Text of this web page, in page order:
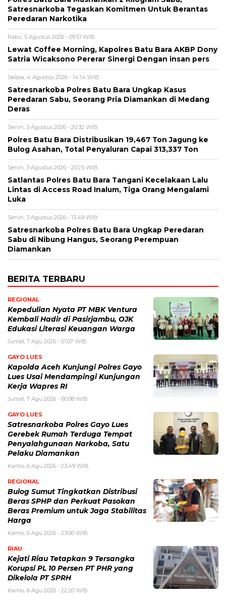
Satresnarkoba Tegaskan Komitmen Untuk Berantas
Peredaran Narkotika
Rabu, 5 Agustus 2026 - 09:51 WIB
Lewat Coffee Morning, Kapolres Batu Bara AKBP Dony
Satria Wicaksono Pererar Sinergi Dengan insan pers
Selasa, 4 Agustus 2026 - 14:14 WIB
Satresnarkoba Polres Batu Bara Ungkap Kasus
Peredaran Sabu, Seorang Pria Diamankan di Medang
Deras
Senin, 3 Agustus 2026 - 20:32 WIB
Polres Batu Bara Distribusikan 19,467 Ton Jagung ke
Bulog Asahan, Total Penyaluran Capai 313,337 Ton
Senin, 3 Agustus 2026 - 20:25 WIB
Satlantas Polres Batu Bara Tangani Kecelakaan Lalu
Lintas di Access Road Inalum, Tiga Orang Mengalami
Luka
Senin, 3 Agustus 2026 - 13:49 WIB
Satresnarkoba Polres Batu Bara Ungkap Peredaran
Sabu di Nibung Hangus, Seorang Perempuan
Diamankan
BERITA TERBARU
REGIONAL
Kepedulian Nyata PT MBK Ventura
Kembali Hadir di Pasirjambu, OJK
Edukasi Literasi Keuangan Warga
Jumat, 7 Agu 2026 - 01:07 WIB
GAYO LUES
Kapolda Aceh Kunjungi Polres Gayo
Lues Usai Mendampingi Kunjungan
Kerja Wapres RI
Jumat, 7 Agu 2026 - 00:08 WIB
GAYO LUES
Satresnarkoba Polres Gayo Lues
Gerebek Rumah Terduga Tempat
Penyalahgunaan Narkoba, Satu
Pelaku Diamankan
Kamis, 6 Agu 2026 - 23:49 WIB
REGIONAL
Bulog Sumut Tingkatkan Distribusi
Beras SPHP dan Perkuat Pasokan
Beras Premium untuk Jaga Stabilitas
Harga
Kamis, 6 Agu 2026 - 23:00 WIB
RIAU
Kejati Riau Tetapkan 9 Tersangka
Korupsi PL 10 Persen PT PHR yang
Dikelola PT SPRH
Kamis, 6 Agu 2026 - 22:20 WIB